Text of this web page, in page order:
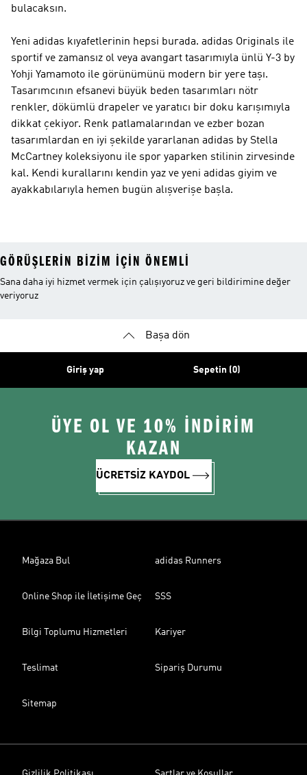
bulacaksın.
Yeni adidas kıyafetlerinin hepsi burada. adidas Originals ile
sportif ve zamansız ol veya avangart tasarımıyla ünlü Y-3 by
Yohji Yamamoto ile görünümünü modern bir yere taşı.
Tasarımcının efsanevi büyük beden tasarımları nötr
renkler, dökümlü drapeler ve yaratıcı bir doku karışımıyla
dikkat çekiyor. Renk patlamalarından ve ezber bozan
tasarımlardan en iyi şekilde yararlanan adidas by Stella
McCartney koleksiyonu ile spor yaparken stilinin zirvesinde
kal. Kendi kurallarını kendin yaz ve yeni adidas giyim ve
ayakkabılarıyla hemen bugün alışverişe başla.
GÖRÜŞLERIN BIZIM IÇIN ÖNEMLI
Sana daha iyi hizmet vermek için çalışıyoruz ve geri bildirimine değer
veriyoruz
Başa dön
Giriş yap Sepetin (0)
ÜYE OL VE 10% İNDİRİM
KAZAN
ÜCRETSİZ KAYDOL
Mağaza Bul adidas Runners
Online Shop ile İletişime Geç SSS
Bilgi Toplumu Hizmetleri Kariyer
Teslimat Sipariş Durumu
Sitemap